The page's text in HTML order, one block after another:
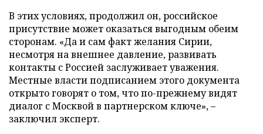
В этих условиях, продолжил он, российское
присутствие может оказаться выгодным обеим
сторонам. «Да и сам факт желания Сирии,
несмотря на внешнее давление, развивать
контакты с Россией заслуживает уважения.
Местные власти подписанием этого документа
открыто говорят о том, что по-прежнему видят
диалог с Москвой в партнерском ключе», –
заключил эксперт.